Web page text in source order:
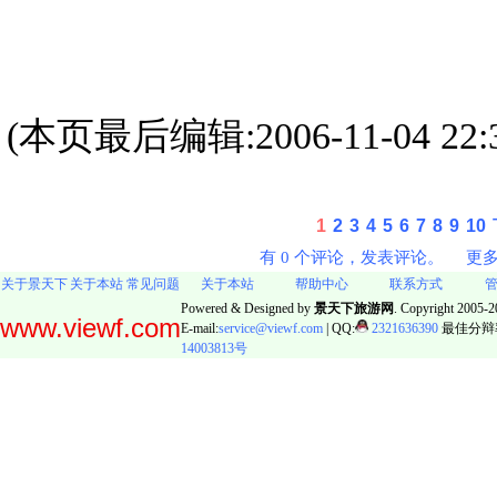
(本页最后编辑:2006-11-04
1 2 3 4 5 6 7 8 9 10
有 0 个评论，发表评论。 更
关于景天下 关于本站 常见问题 关于本站 帮助中心 联系方式
www.viewf.com
Powered & Designed by 景天下旅游网 . Copyright 2005-
E-mail:service@viewf.com | QQ: 2321636390 最佳分
14003813号